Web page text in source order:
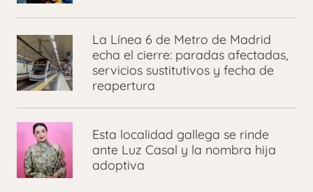
La Línea 6 de Metro de Madrid
echa el cierre: paradas afectadas,
servicios sustitutivos y fecha de
reapertura
Esta localidad gallega se rinde
ante Luz Casal y la nombra hija
adoptiva